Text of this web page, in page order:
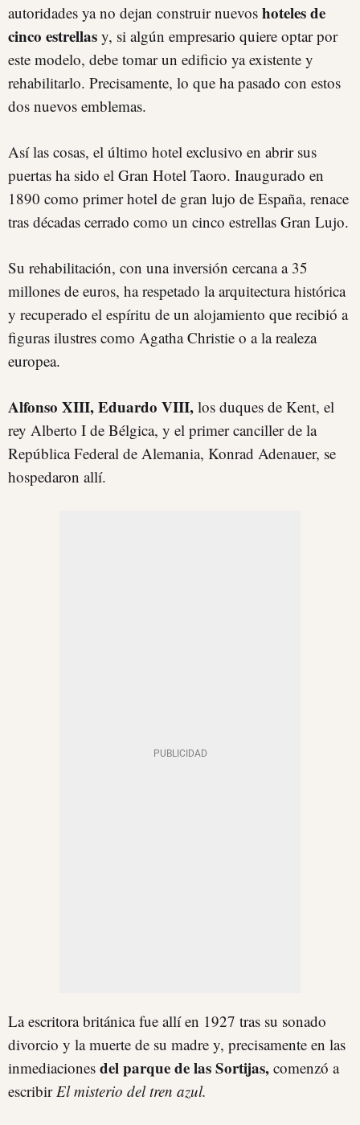
autoridades ya no dejan construir nuevos hoteles de
cinco estrellas y, si algún empresario quiere optar por
este modelo, debe tomar un edificio ya existente y
rehabilitarlo. Precisamente, lo que ha pasado con estos
dos nuevos emblemas.
Así las cosas, el último hotel exclusivo en abrir sus
puertas ha sido el Gran Hotel Taoro. Inaugurado en
1890 como primer hotel de gran lujo de España, renace
tras décadas cerrado como un cinco estrellas Gran Lujo.
Su rehabilitación, con una inversión cercana a 35
millones de euros, ha respetado la arquitectura histórica
y recuperado el espíritu de un alojamiento que recibió a
figuras ilustres como Agatha Christie o a la realeza
europea.
Alfonso XIII, Eduardo VIII, los duques de Kent, el
rey Alberto I de Bélgica, y el primer canciller de la
República Federal de Alemania, Konrad Adenauer, se
hospedaron allí.
La escritora británica fue allí en 1927 tras su sonado
divorcio y la muerte de su madre y, precisamente en las
inmediaciones del parque de las Sortijas, comenzó a
escribir El misterio del tren azul.